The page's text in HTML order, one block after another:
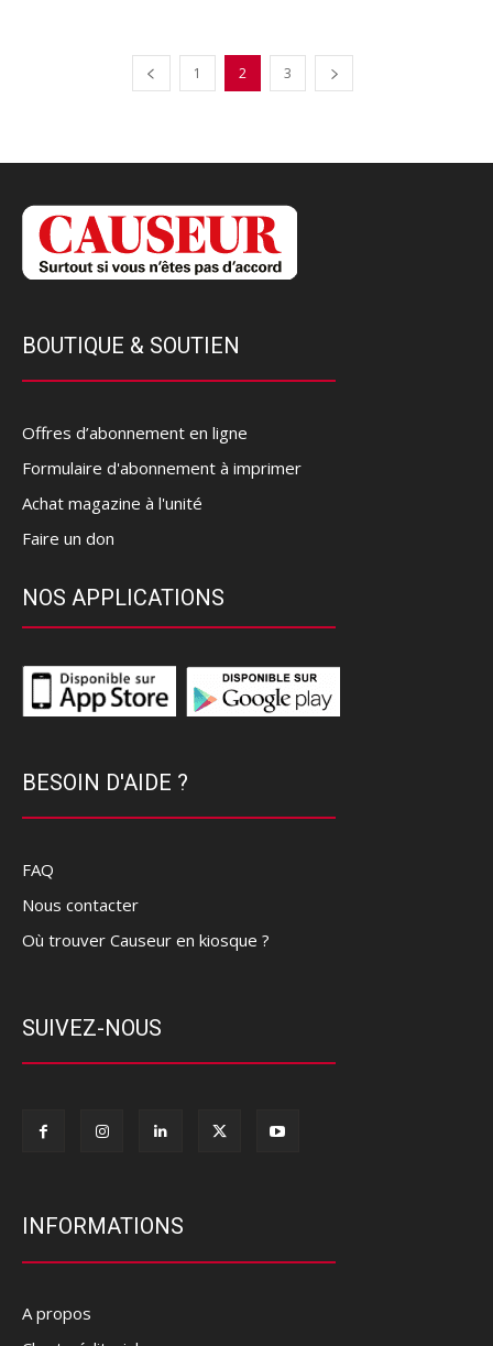
1 2 3
BOUTIQUE & SOUTIEN
Offres d’abonnement en ligne
Formulaire d'abonnement à imprimer
Achat magazine à l'unité
Faire un don
NOS APPLICATIONS
BESOIN D'AIDE ?
FAQ
Nous contacter
Où trouver Causeur en kiosque ?
SUIVEZ-NOUS
INFORMATIONS
A propos